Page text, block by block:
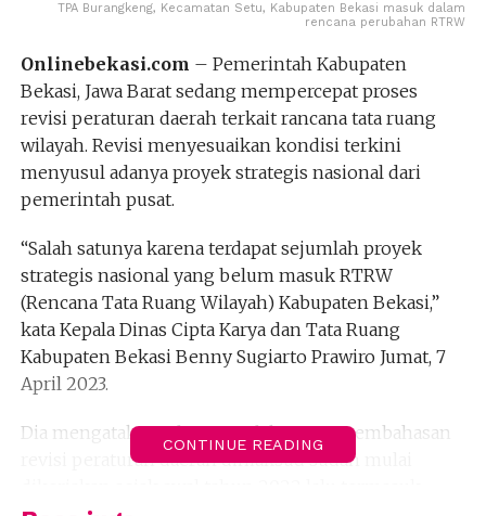
TPA Burangkeng, Kecamatan Setu, Kabupaten Bekasi masuk dalam
rencana perubahan RTRW
Onlinebekasi.com – Pemerintah Kabupaten
Bekasi, Jawa Barat sedang mempercepat proses
revisi peraturan daerah terkait rancana tata ruang
wilayah. Revisi menyesuaikan kondisi terkini
menyusul adanya proyek strategis nasional dari
pemerintah pusat.
“Salah satunya karena terdapat sejumlah proyek
strategis nasional yang belum masuk RTRW
(Rencana Tata Ruang Wilayah) Kabupaten Bekasi,”
kata Kepala Dinas Cipta Karya dan Tata Ruang
Kabupaten Bekasi Benny Sugiarto Prawiro Jumat, 7
April 2023.
Dia mengatakan tahapan pelaksanaan pembahasan
revisi peraturan daerah dimaksud sudah mulai
CONTINUE READING